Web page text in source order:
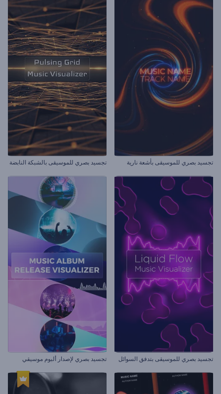
تجسيد بصري للموسيقى بأشعة نارية تجسيد بصري للموسيقى بالشبكة النابضة
تجسيد بصري للموسيقى بتدفق السوائل تجسيد بصري لإصدار ألبوم موسيقي